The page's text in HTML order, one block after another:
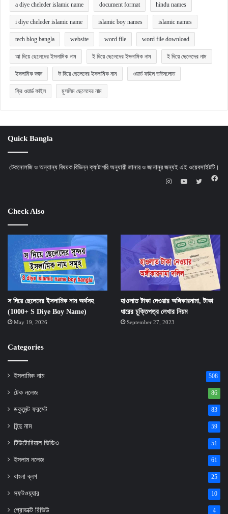
a diye cheleder islamic name document format hindu names
i diye cheleder islamic name islamic boy names islamic names
tech blog bangla website word file word file download
আ দিয়ে ছেলেদের ইসলামিক নাম ই দিয়ে ছেলেদের ইসলামিক নাম ই দিয়ে ছেলেদের নাম
ইসলামিক জ্ঞান উ দিয়ে ছেলেদের ইসলামিক নাম ওয়ার্ড ফাইল ডাউনলোড
ফ্রি ওয়ার্ড ফাইল মুসলিম ছেলেদের নাম
Quick Bangla
টেকনোলজি ও অন্যান্য বিষয়ক বিভিন্ন ক্যাটাগরি অনুযায়ী জানার ও জানানুর জন্যই এই ওয়েবসাইটটি।
YouTube
Instagram
Check Also
স দিয়ে ছেলেদের ইসলামিক নাম অর্থসহ
(1000+ S Diye Boy Name)
May 19, 2026
হাওলাত টাকা দেওয়ার অঙ্গিকারনামা, টাকা
ধারের চুক্তিপত্র লেখার নিয়ম
September 27, 2023
Categories
ইসলামিক নাম 508
টেক নলেজ 86
ডকুমেন্ট ফরমেট 83
হিন্দু নাম 59
টিউটোরিয়াল ভিডিও 51
ইসলাম নলেজ 61
বাংলা ব্লগ 25
সফটওয়্যার 10
প্রোডাক্ট রিভিউ 4